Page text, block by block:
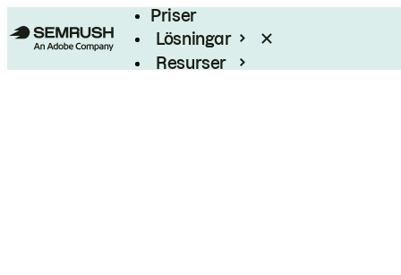
Priser
Lösningar
Resurser